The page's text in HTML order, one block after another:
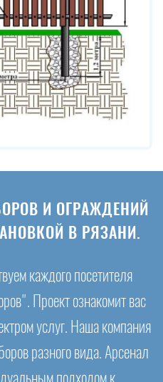
И ОГРАЖДЕНИЙ
В РЯЗАНИ.
каждого посетителя
Проект ознакомит вас
услуг. Наша компания
разного вида. Арсенал
подходом к